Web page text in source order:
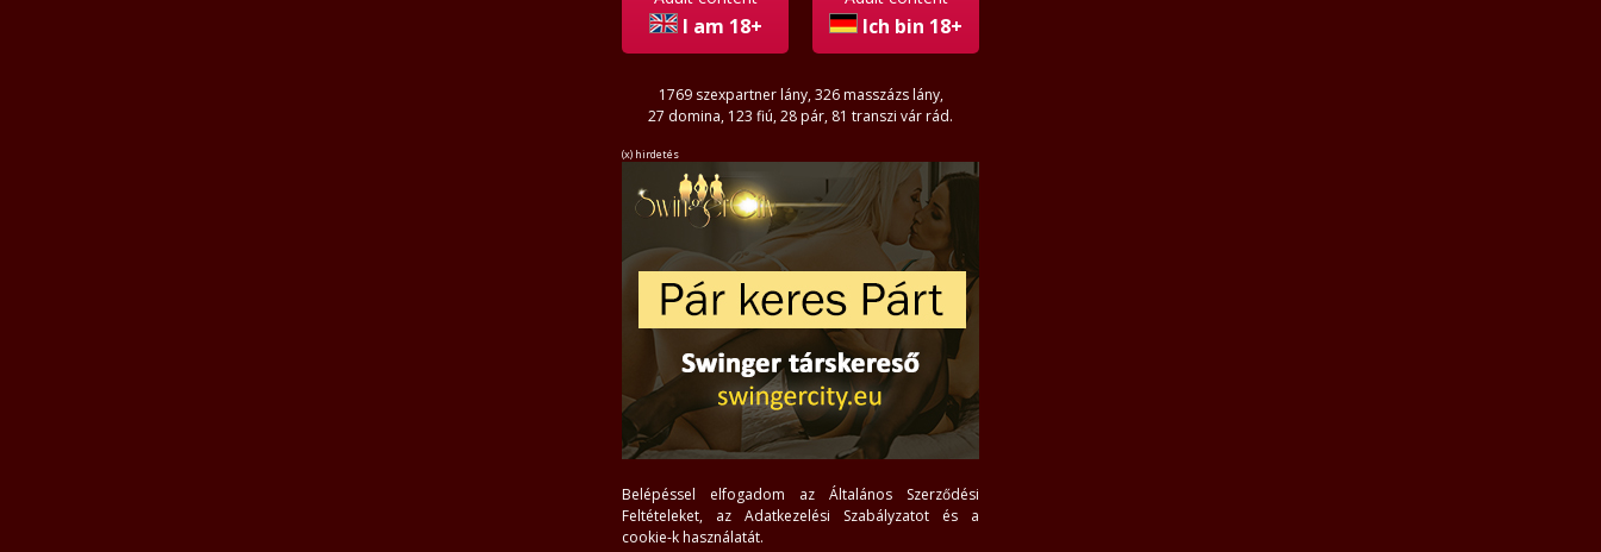
I am 18+ Ich bin 18+
1769 szexpartner lány, 326 masszázs lány,
27 domina, 123 fiú, 28 pár, 81 transzi vár rád.
(x) hirdetés
Belépéssel elfogadom az Általános Szerződési
Feltételeket, az Adatkezelési Szabályzatot és a
cookie-k használatát.